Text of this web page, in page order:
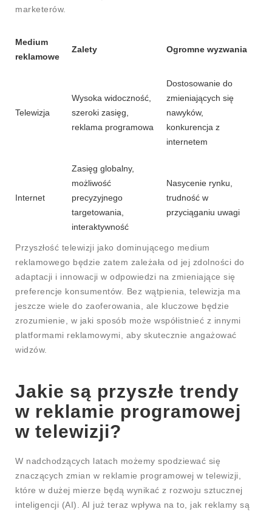
marketerów.
Medium
reklamowe
Zalety Ogromne wyzwania
Telewizja
Wysoka widoczność,
szeroki zasięg,
reklama programowa
Dostosowanie do
zmieniających się
nawyków,
konkurencja z
internetem
Internet
Zasięg globalny,
możliwość
precyzyjnego
targetowania,
interaktywność
Nasycenie rynku,
trudność w
przyciąganiu uwagi
Przyszłość telewizji jako dominującego medium
reklamowego będzie zatem zależała od jej zdolności do
adaptacji i innowacji w odpowiedzi na zmieniające się
preferencje konsumentów. Bez wątpienia, telewizja ma
jeszcze wiele do zaoferowania, ale kluczowe będzie
zrozumienie, w jaki sposób może współistnieć z innymi
platformami reklamowymi, aby skutecznie angażować
widzów.
Jakie są przyszłe trendy
w reklamie programowej
w telewizji?
W nadchodzących latach możemy spodziewać się
znaczących zmian w reklamie programowej w telewizji,
które w dużej mierze będą wynikać z rozwoju sztucznej
inteligencji (AI). AI już teraz wpływa na to, jak reklamy są